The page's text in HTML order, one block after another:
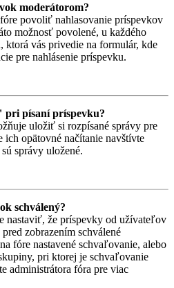
moderátorom?
povoliť nahlasovanie príspevkov
možnosť povolené, u každého
ktorá vás privedie na formulár, kde
pre nahlásenie príspevku.
písaní príspevku?
uložiť si rozpísané správy pre
ich opätovné načítanie navštívte
správy uložené.
schválený?
nastaviť, že príspevky od užívateľov
zobrazením schválené
fóre nastavené schvaľovanie, alebo
pri ktorej je schvaľovanie
administrátora fóra pre viac